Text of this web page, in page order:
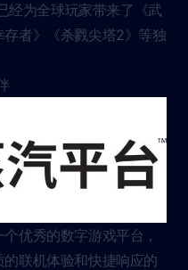
经为全球玩家带来了《武
者》《杀戮尖塔2》等独
优秀的数字游戏平台，
联机体验和快捷响应的